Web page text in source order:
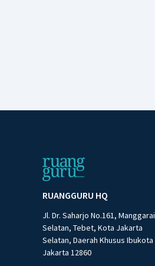
RUANGGURU HQ
Jl. Dr. Saharjo No.161, Manggarai
Selatan, Tebet, Kota Jakarta
Selatan, Daerah Khusus Ibukota
Jakarta 12860